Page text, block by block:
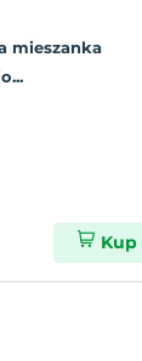
mieszanka
Kup